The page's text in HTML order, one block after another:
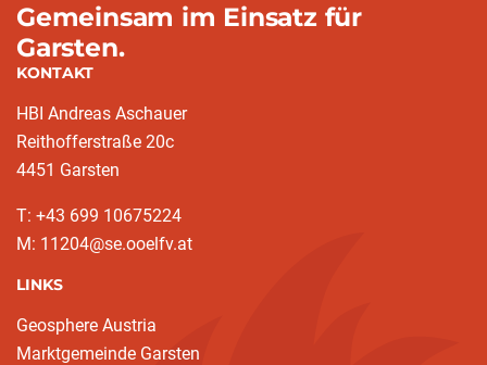
Gemeinsam im Einsatz für
Garsten.
KONTAKT
HBI Andreas Aschauer
Reithofferstraße 20c
4451 Garsten
T: ‭+43 699 10675224‬
M: 11204@se.ooelfv.at
LINKS
Geosphere Austria
Marktgemeinde Garsten